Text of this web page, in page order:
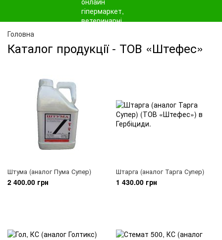
Головна
Каталог продукції - ТОВ «Штефес»
Штума (аналог Пума Супер)
2 400.00 грн
Штарга (аналог Тарга Супер)
1 430.00 грн